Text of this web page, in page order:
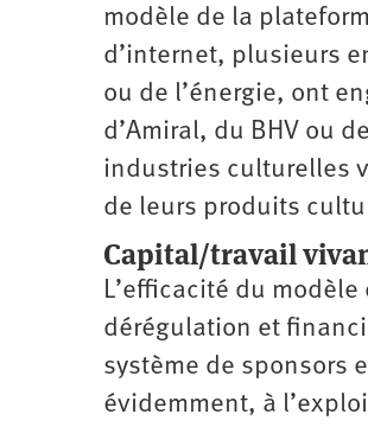
modèle de la
d’internet, plusieurs
ou de l’énergie, ont
d’Amiral, du BHV ou
industries culturelles
de leurs produits
Capital/travail
L’efficacité du
dérégulation et
système de sponsors
évidemment, à